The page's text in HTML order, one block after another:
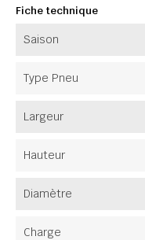
Fiche technique
Saison
Type Pneu
Largeur
Hauteur
Diamètre
Charge